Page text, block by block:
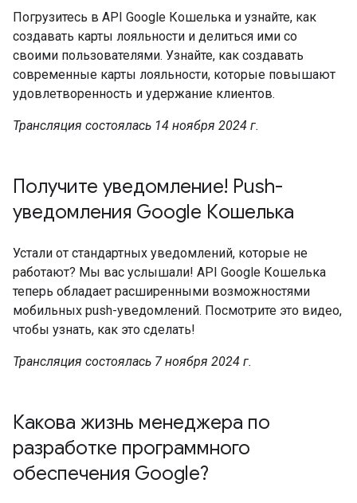
Погрузитесь в API Google Кошелька и узнайте, как
создавать карты лояльности и делиться ими со
своими пользователями. Узнайте, как создавать
современные карты лояльности, которые повышают
удовлетворенность и удержание клиентов.
Трансляция состоялась 14 ноября 2024 г.
Получите уведомление! Push-
уведомления Google Кошелька
Устали от стандартных уведомлений, которые не
работают? Мы вас услышали! API Google Кошелька
теперь обладает расширенными возможностями
мобильных push-уведомлений. Посмотрите это видео,
чтобы узнать, как это сделать!
Трансляция состоялась 7 ноября 2024 г.
Какова жизнь менеджера по
разработке программного
обеспечения Google?